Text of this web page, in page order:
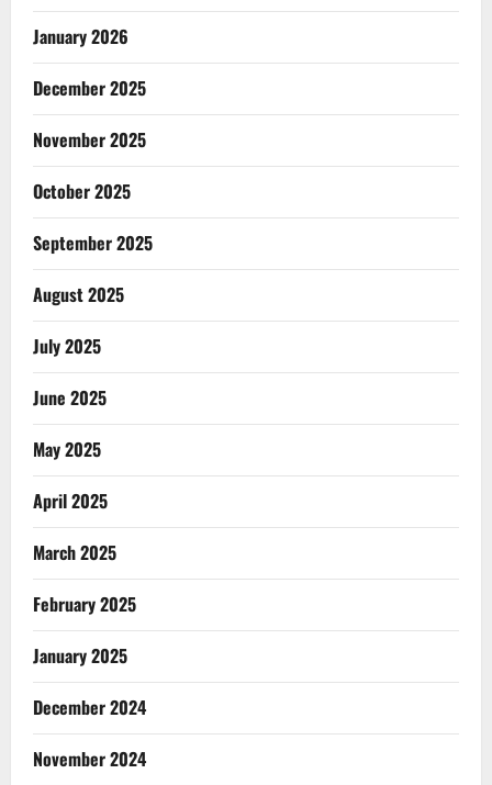
January 2026
December 2025
November 2025
October 2025
September 2025
August 2025
July 2025
June 2025
May 2025
April 2025
March 2025
February 2025
January 2025
December 2024
November 2024